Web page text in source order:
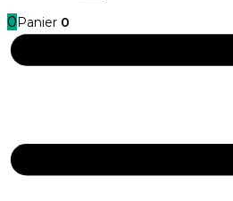
0 Panier 0